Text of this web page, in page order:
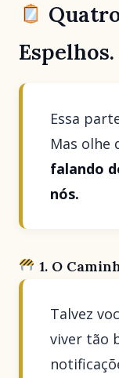
Espelhos.
Essa
Mas olhe
falando
nós.
1. O
Talvez
viver tão